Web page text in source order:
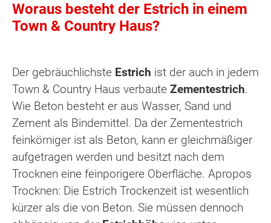
Woraus besteht der Estrich in einem
Town & Country Haus?
Der gebräuchlichste Estrich ist der auch in jedem
Town & Country Haus verbaute Zementestrich.
Wie Beton besteht er aus Wasser, Sand und
Zement als Bindemittel. Da der Zementestrich
feinkörniger ist als Beton, kann er gleichmäßiger
aufgetragen werden und besitzt nach dem
Trocknen eine feinporigere Oberfläche. Apropos
Trocknen: Die Estrich Trockenzeit ist wesentlich
kürzer als die von Beton. Sie müssen dennoch